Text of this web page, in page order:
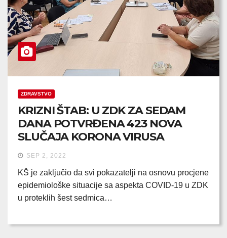
ZDRAVSTVO
KRIZNI ŠTAB: U ZDK ZA SEDAM
DANA POTVRĐENA 423 NOVA
SLUČAJA KORONA VIRUSA
SEP 2, 2022
KŠ je zaključio da svi pokazatelji na osnovu procjene
epidemiološke situacije sa aspekta COVID-19 u ZDK
u proteklih šest sedmica…